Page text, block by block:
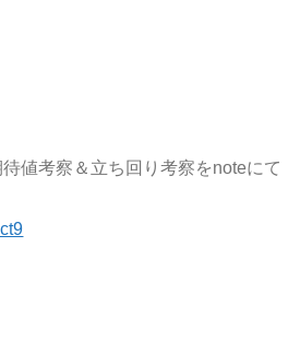
値考察＆立ち回り考察をnoteにて